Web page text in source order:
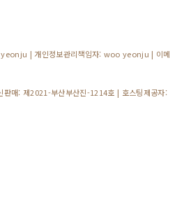
| 개인정보관리책임자: woo yeonju | 이메
판매: 제2021-부산부산진-1214호 | 호스팅제공자: